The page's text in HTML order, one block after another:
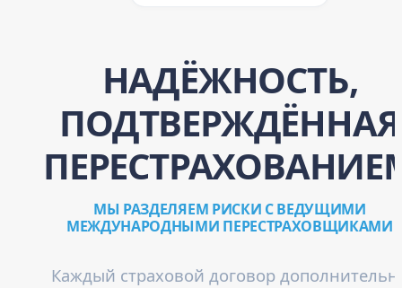
НАДЁЖНОСТЬ,
ПОДТВЕРЖДЁННАЯ
МЫ РАЗДЕЛЯЕМ РИСКИ С ВЕДУЩИМИ
МЕЖДУНАРОДНЫМИ ПЕРЕСТРАХОВЩИКАМИ
Каждый страховой договор